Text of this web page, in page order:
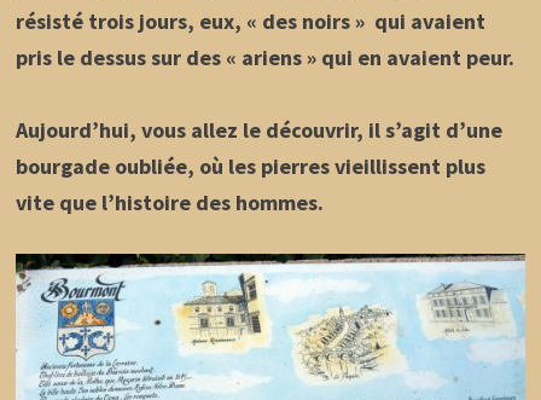
résisté trois jours, eux, « des noirs » qui avaient
pris le dessus sur des « ariens » qui en avaient peur.
Aujourd’hui, vous allez le découvrir, il s’agit d’une
bourgade oubliée, où les pierres vieillissent plus
vite que l’histoire des hommes.